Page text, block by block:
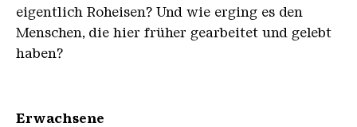
eigentlich Roheisen? Und wie erging es den
Menschen, die hier früher gearbeitet und gelebt
haben?
Erwachsene